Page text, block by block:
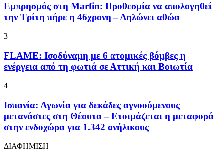
Εμπρησμός στη Marfin: Προθεσμία να απολογηθεί
την Τρίτη πήρε η 46χρονη – Δηλώνει αθώα
3
FLAME: Ισοδύναμη με 6 ατομικές βόμβες η
ενέργεια από τη φωτιά σε Αττική και Βοιωτία
4
Ισπανία: Αγωνία για δεκάδες αγνοούμενους
μετανάστες στη Θέουτα – Ετοιμάζεται η μεταφορά
στην ενδοχώρα για 1.342 ανήλικους
ΔΙΑΦΗΜΙΣΗ